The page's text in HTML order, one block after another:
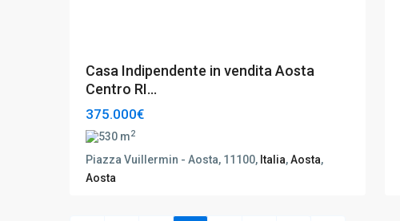
Casa Indipendente in vendita Aosta
Centro RI...
375.000€
530 m2
Piazza Vuillermin - Aosta, 11100, Italia,Aosta,
Aosta